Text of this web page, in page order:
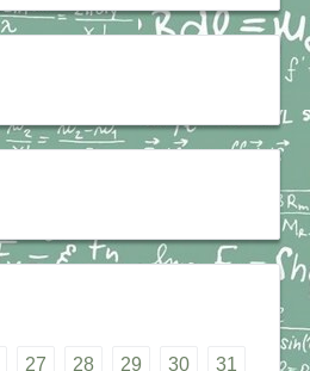
27 28 29 30 31